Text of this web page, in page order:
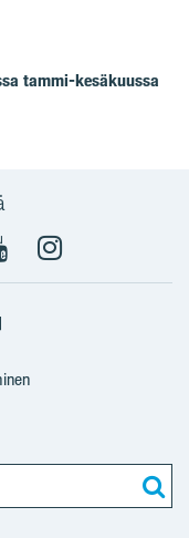
tammi-kesäkuussa
Instagram